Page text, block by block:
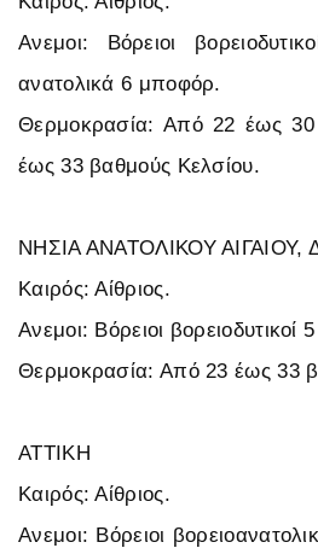
Ανεμοι: Βόρειοι
ανατολικά 6 μποφόρ.
Θερμοκρασία: Από 22 έως 30
έως 33 βαθμούς Κελσίου.
ΝΗΣΙΑ ΑΝΑΤΟΛΙΚΟΥ
Καιρός: Αίθριος.
Ανεμοι: Βόρειοι
Θερμοκρασία: Από 23 έως 33
ΑΤΤΙΚΗ
Καιρός: Αίθριος.
Ανεμοι: Βόρειοι